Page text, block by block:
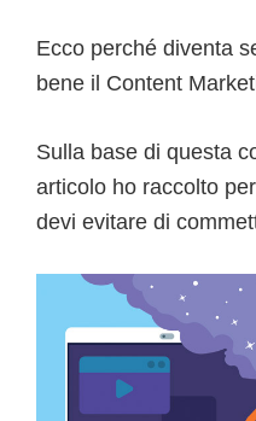
Ecco perché diventa
bene il Content
Sulla base di questa
articolo ho raccolto
devi evitare di